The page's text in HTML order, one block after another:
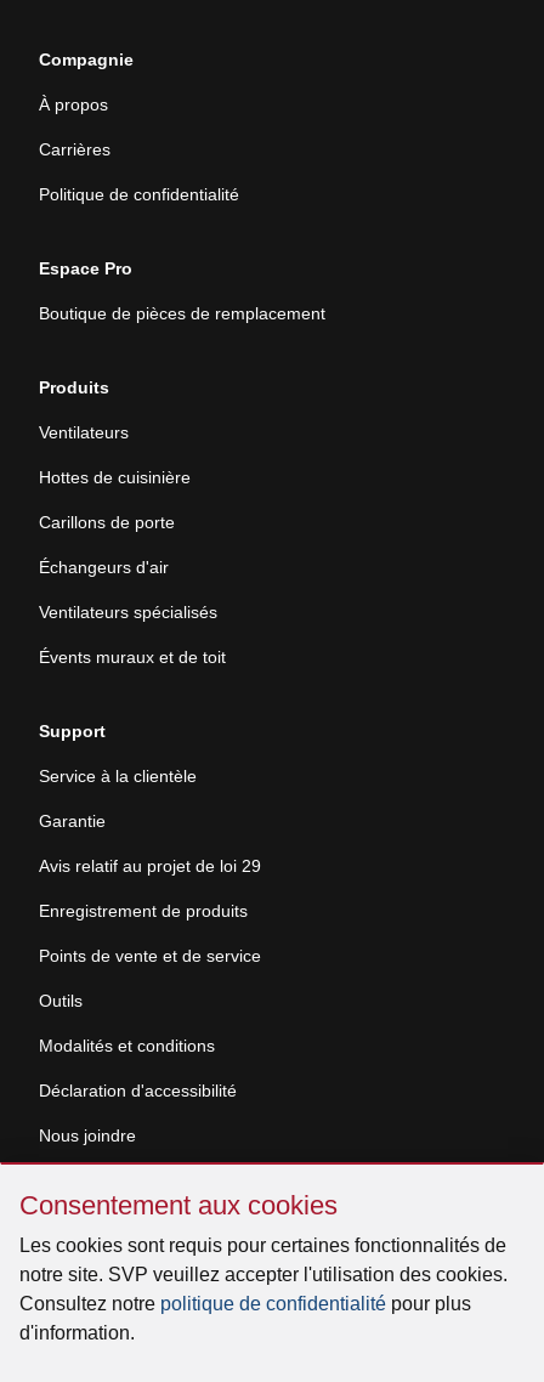
Consentement
aux
cookies
Consentement aux cookies
Les cookies sont requis pour certaines fonctionnalités de
notre site. SVP veuillez accepter l'utilisation des cookies.
Consultez notre politique de confidentialité pour plus
d'information.
Compagnie
À propos
Carrières
Politique de confidentialité
Espace Pro
Boutique de pièces de remplacement
Produits
Ventilateurs
Hottes de cuisinière
Carillons de porte
Échangeurs d'air
Ventilateurs spécialisés
Évents muraux et de toit
Support
Service à la clientèle
Garantie
Avis relatif au projet de loi 29
Enregistrement de produits
Points de vente et de service
Outils
Modalités et conditions
Déclaration d'accessibilité
Nous joindre
© 2026 Venmar Ventilation ULC Tous droits réservés.
Facebook
Instagram